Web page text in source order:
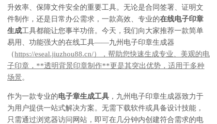
升效率、保障文件安全的重要工具。无论是合同签署、证明文
件制作，还是日常办公需求，一款高效、专业的在线电子印章
生成工具都能让您事半功倍。今天，我们向大家推荐一款简单
易用、功能强大的在线工具——九州电子印章生成器
（https://eseal.jiuzhou88.cn/），帮助您快速生成专业、美观的电
子印章，**透明背景印章制作**更是其突出优势，适用于多种
场景。
作为一款专业的电子章生成工具 ，九州电子印章生成器致力于
为用户提供一站式解决方案。无需下载软件或具备设计技能，
只需通过浏览器访问网站，即可在几分钟内创建符合需求的电